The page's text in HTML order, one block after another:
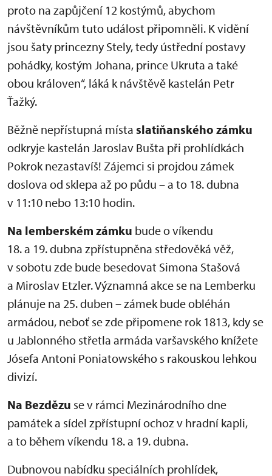
proto na zapůjčení 12 kostýmů, abychom
návštěvníkům tuto událost připomněli. K vidění
jsou šaty princezny Stely, tedy ústřední postavy
pohádky, kostým Johana, prince Ukruta a také
obou královen“, láká k návštěvě kastelán Petr
Ťažký.
Běžně nepřístupná místa slatiňanského zámku
odkryje kastelán Jaroslav Bušta při prohlídkách
Pokrok nezastavíš! Zájemci si projdou zámek
doslova od sklepa až po půdu – a to 18. dubna
v 11:10 nebo 13:10 hodin.
Na lemberském zámku bude o víkendu
18. a 19. dubna zpřístupněna středověká věž,
v sobotu zde bude besedovat Simona Stašová
a Miroslav Etzler. Významná akce se na Lemberku
plánuje na 25. duben – zámek bude obléhán
armádou, neboť se zde připomene rok 1813, kdy se
u Jablonného střetla armáda varšavského knížete
Jósefa Antoni Poniatowského s rakouskou lehkou
divizí.
Na Bezdězu se v rámci Mezinárodního dne
památek a sídel zpřístupní ochoz v hradní kapli,
a to během víkendu 18. a 19. dubna.
Dubnovou nabídku speciálních prohlídek,